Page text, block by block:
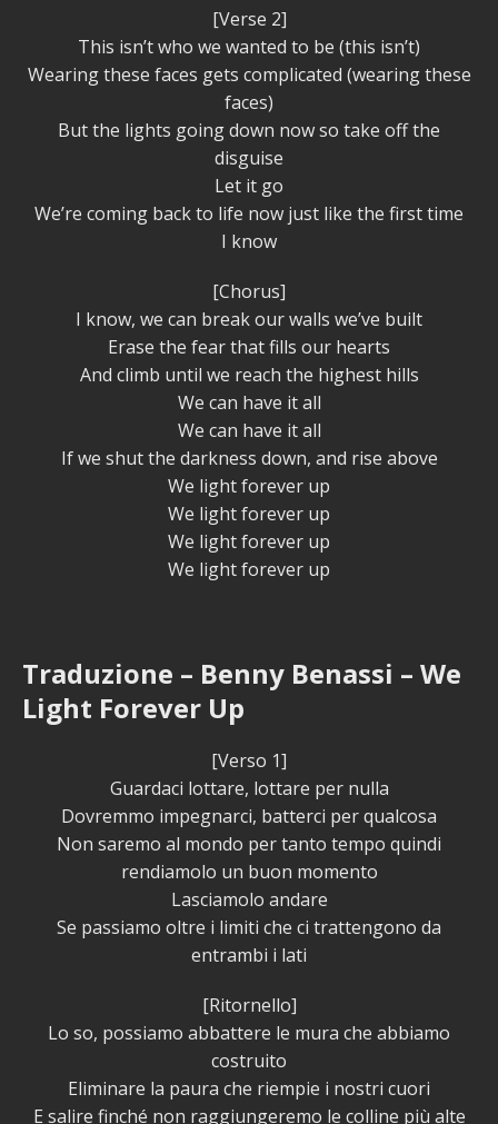
[Verse 2]
This isn’t who we wanted to be (this isn’t)
Wearing these faces gets complicated (wearing these
faces)
But the lights going down now so take off the
disguise
Let it go
We’re coming back to life now just like the first time
I know
[Chorus]
I know, we can break our walls we’ve built
Erase the fear that fills our hearts
And climb until we reach the highest hills
We can have it all
We can have it all
If we shut the darkness down, and rise above
We light forever up
We light forever up
We light forever up
We light forever up
Traduzione – Benny Benassi – We
Light Forever Up
[Verso 1]
Guardaci lottare, lottare per nulla
Dovremmo impegnarci, batterci per qualcosa
Non saremo al mondo per tanto tempo quindi
rendiamolo un buon momento
Lasciamolo andare
Se passiamo oltre i limiti che ci trattengono da
entrambi i lati
[Ritornello]
Lo so, possiamo abbattere le mura che abbiamo
costruito
Eliminare la paura che riempie i nostri cuori
E salire finché non raggiungeremo le colline più alte